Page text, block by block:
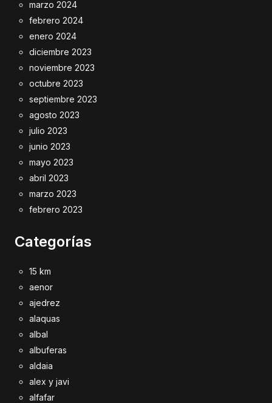
marzo 2024
febrero 2024
enero 2024
diciembre 2023
noviembre 2023
octubre 2023
septiembre 2023
agosto 2023
julio 2023
junio 2023
mayo 2023
abril 2023
marzo 2023
febrero 2023
Categorías
15 km
aenor
ajedrez
alaquas
albal
albuferas
aldaia
alex y javi
alfafar